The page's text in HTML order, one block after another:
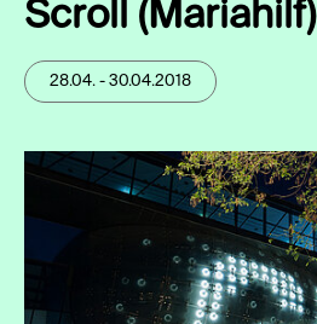
Scroll (Mariahilf)
28.04. - 30.04.2018